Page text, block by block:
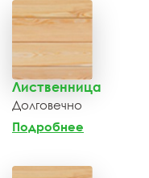
Лиственница
Долговечно
Подробнее